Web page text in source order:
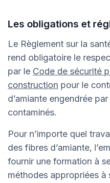
Les obligations et
Le Règlement sur la
rend obligatoire le
par le Code de sécurité
construction pour le
d’amiante engendrée
contaminés.
Pour n’importe quel
des fibres d’amiante,
fournir une formation à
méthodes appropriées